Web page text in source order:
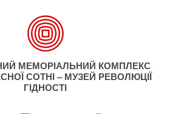
МЕМОРІАЛЬНИЙ КОМПЛЕКС
СОТНІ – МУЗЕЙ РЕВОЛЮЦІЇ
ГІДНОСТІ